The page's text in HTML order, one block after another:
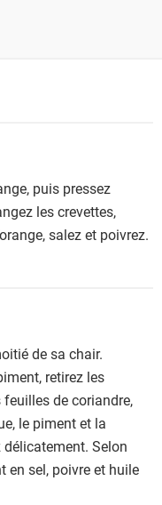
puis pressez
les crevettes,
salez et poivrez.
de sa chair.
retirez les
de coriandre,
le piment et la
Selon
en sel, poivre et huile